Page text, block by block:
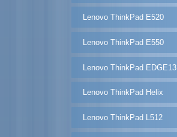
Lenovo ThinkPad E520
Lenovo ThinkPad E550
Lenovo ThinkPad EDGE13
Lenovo ThinkPad Helix
Lenovo ThinkPad L512